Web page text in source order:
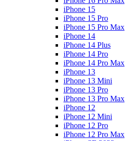
iPhone 15
iPhone 15 Pro
iPhone 15 Pro Max
iPhone 14
iPhone 14 Plus
iPhone 14 Pro
iPhone 14 Pro Max
iPhone 13
iPhone 13 Mini
iPhone 13 Pro
iPhone 13 Pro Max
iPhone 12
iPhone 12 Mini
iPhone 12 Pro
iPhone 12 Pro Max